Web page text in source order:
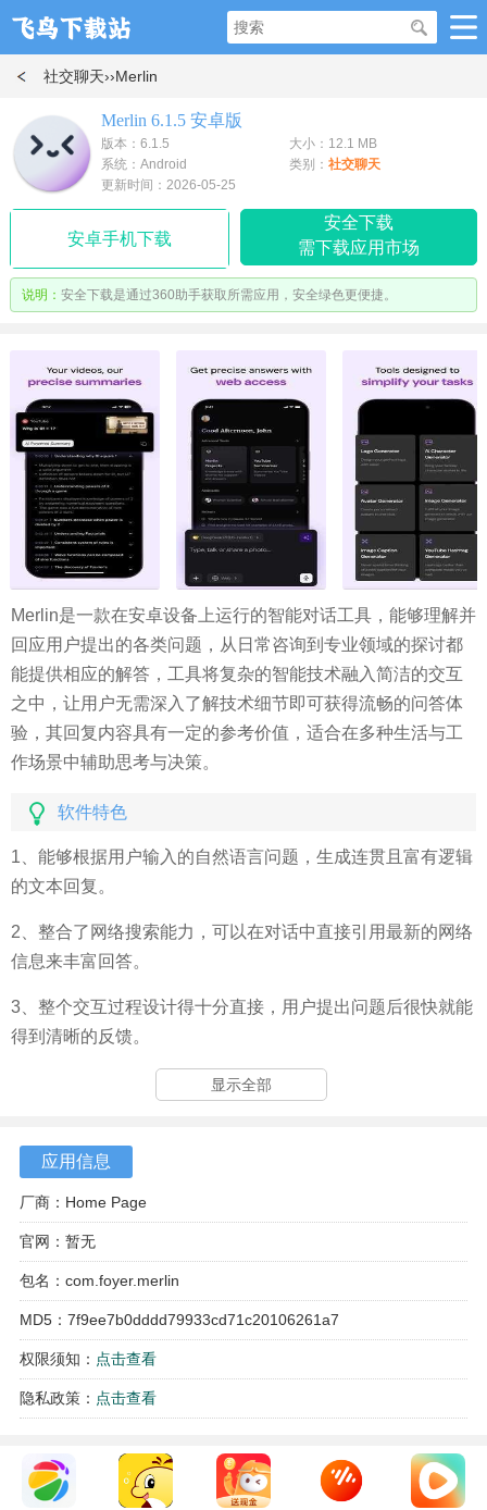
社交聊天››Merlin
Merlin 6.1.5 安卓版
版本：6.1.5
大小：12.1 MB
系统：Android
类别： 社交聊天
更新时间：2026-05-25
安卓手机下载
安全下载
需下载应用市场
说明： 安全下载是通过360助手获取所需应用，安全绿色更便捷。
Merlin是一款在安卓设备上运行的智能对话工具，能够理解并
回应用户提出的各类问题，从日常咨询到专业领域的探讨都
能提供相应的解答，工具将复杂的智能技术融入简洁的交互
之中，让用户无需深入了解技术细节即可获得流畅的问答体
验，其回复内容具有一定的参考价值，适合在多种生活与工
作场景中辅助思考与决策。
软件特色
1、能够根据用户输入的自然语言问题，生成连贯且富有逻辑
的文本回复。
2、整合了网络搜索能力，可以在对话中直接引用最新的网络
信息来丰富回答。
3、整个交互过程设计得十分直接，用户提出问题后很快就能
得到清晰的反馈。
显示全部
应用信息
厂商：Home Page
官网：暂无
包名：com.foyer.merlin
MD5：7f9ee7b0dddd79933cd71c20106261a7
权限须知： 点击查看
隐私政策： 点击查看